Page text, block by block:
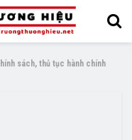
sách, thủ tục hành chính